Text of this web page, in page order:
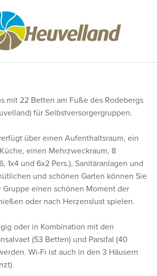
mit 22 Betten am Fuße des Rodebergs
für Selbstversorgergruppen.
über einen Aufenthaltsraum, ein
einen Mehrzweckraum, 8
1x4 und 6x2 Pers.), Sanitäranlagen und
und schönen Garten können Sie
einen schönen Moment der
oder nach Herzenslust spielen.
oder in Kombination mit den
(53 Betten) und Parsifal (40
Wi-Fi ist auch in den 3 Häusern